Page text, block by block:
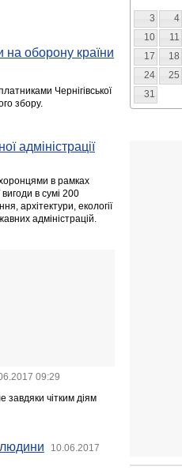
на оборону країни
Чернігівської
збору.
адміністрації
в рамках
в сумі 200
архітектури, екології
адміністрацій.
09:29
завдяки чітким діям
людини
10.06.2017
3
4
10
11
17
18
24
25
31